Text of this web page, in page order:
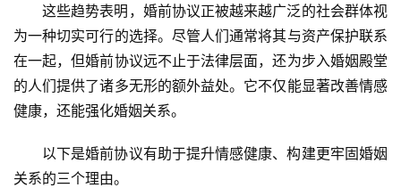
这些趋势表明，婚前协议正被越来越广泛的社会群体视
为一种切实可行的选择。尽管人们通常将其与资产保护联系
在一起，但婚前协议远不止于法律层面，还为步入婚姻殿堂
的人们提供了诸多无形的额外益处。它不仅能显著改善情感
健康，还能强化婚姻关系。
以下是婚前协议有助于提升情感健康、构建更牢固婚姻
关系的三个理由。